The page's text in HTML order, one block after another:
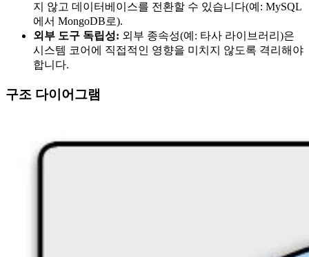
지 않고 데이터베이스를 전환할 수 있습니다(예: MySQL
에서 MongoDB로).
외부 도구 독립성: 외부 종속성(예: 타사 라이브러리)은
시스템 코어에 직접적인 영향을 미치지 않도록 격리해야
합니다.
구조 다이어그램